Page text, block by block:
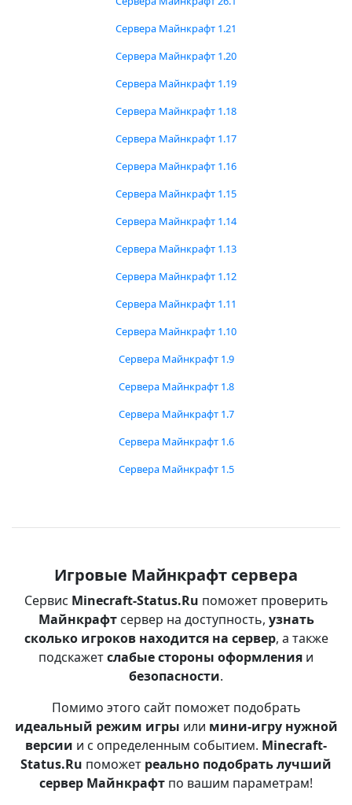
Сервера Майнкрафт 1.21
Сервера Майнкрафт 1.20
Сервера Майнкрафт 1.19
Сервера Майнкрафт 1.18
Сервера Майнкрафт 1.17
Сервера Майнкрафт 1.16
Сервера Майнкрафт 1.15
Сервера Майнкрафт 1.14
Сервера Майнкрафт 1.13
Сервера Майнкрафт 1.12
Сервера Майнкрафт 1.11
Сервера Майнкрафт 1.10
Сервера Майнкрафт 1.9
Сервера Майнкрафт 1.8
Сервера Майнкрафт 1.7
Сервера Майнкрафт 1.6
Сервера Майнкрафт 1.5
Игровые Майнкрафт сервера
Сервис Minecraft-Status.Ru поможет проверить
Майнкрафтсервер на доступность, узнать
сколько игроков находится на сервер, а также
подскажетслабые стороны оформления и
безопасности.
Помимо этого сайт поможет подобрать
идеальный режим игры или мини-игру нужной
версии и с определенным событием. Minecraft-
Status.Ru поможет реально подобрать лучший
сервер Майнкрафт по вашим параметрам!